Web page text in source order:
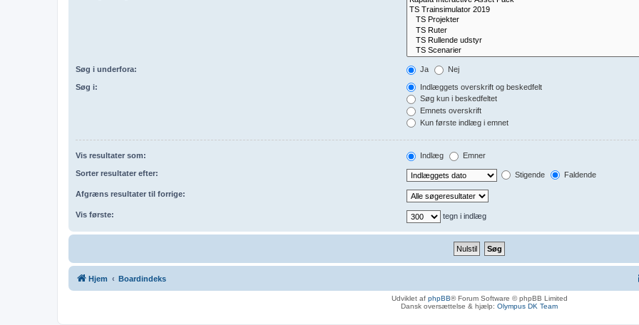
Søg i underfora: Ja Nej
Søg i:
Indlæggets overskrift og beskedfelt
Søg kun i beskedfeltet
Emnets overskrift
Kun første indlæg i emnet
Vis resultater som: Indlæg Emner
Sorter resultater efter: Stigende Faldende
Afgræns resultater til forrige:
Vis første: tegn i indlæg
Hjem Boardindeks
Udviklet af phpBB® Forum Software © phpBB Limited
Dansk oversættelse & hjælp: Olympus DK Team